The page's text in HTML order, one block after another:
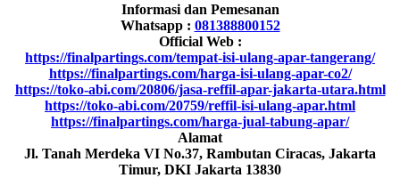
Informasi dan Pemesanan
Whatsapp : 081388800152
Official Web :
https://finalpartings.com/tempat-isi-ulang-apar-tangerang/
https://finalpartings.com/harga-isi-ulang-apar-co2/
https://toko-abi.com/20806/jasa-reffil-apar-jakarta-utara.html
https://toko-abi.com/20759/reffil-isi-ulang-apar.html
https://finalpartings.com/harga-jual-tabung-apar/
Alamat
Jl. Tanah Merdeka VI No.37, Rambutan Ciracas, Jakarta
Timur, DKI Jakarta 13830